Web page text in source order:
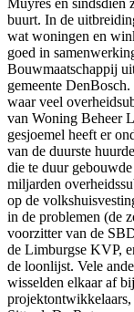
buurt. In de
wat woningen en
goed in
Bouwmaatschappij
gemeente
waar veel
van Woning Beheer
gesjoemel heeft er
van de duurste
die te duur
miljarden
op de
in de problemen (de
voorzitter van de
de Limburgse KVP,
de loonlijst. Vele
wisselden elkaar af
projektontwikkelaars,